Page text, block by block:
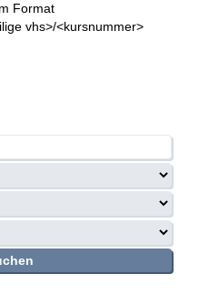
Format
vhs>/<kursnummer>